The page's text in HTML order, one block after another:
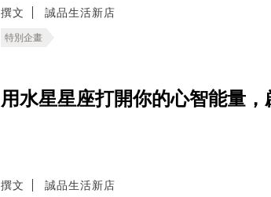
撰文 誠品生活新店
特別企畫
用水星星座打開你的心智能量
撰文 誠品生活新店